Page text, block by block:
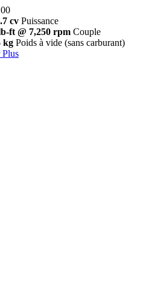
cv Puissance
ft @ 7,250 rpm Couple
kg Poids à vide (sans carburant)
Plus